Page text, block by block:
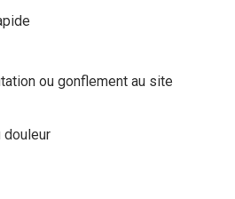
ou gonflement au site
douleur